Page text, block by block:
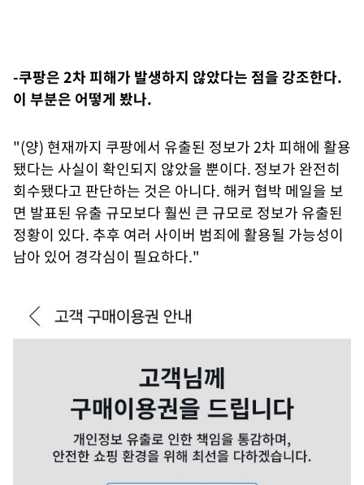
-쿠팡은 2차 피해가 발생하지 않았다는 점을 강조한다.
이 부분은 어떻게 봤나.
"(양) 현재까지 쿠팡에서 유출된 정보가 2차 피해에 활용
됐다는 사실이 확인되지 않았을 뿐이다. 정보가 완전히
회수됐다고 판단하는 것은 아니다. 해커 협박 메일을 보
면 발표된 유출 규모보다 훨씬 큰 규모로 정보가 유출된
정황이 있다. 추후 여러 사이버 범죄에 활용될 가능성이
남아 있어 경각심이 필요하다."